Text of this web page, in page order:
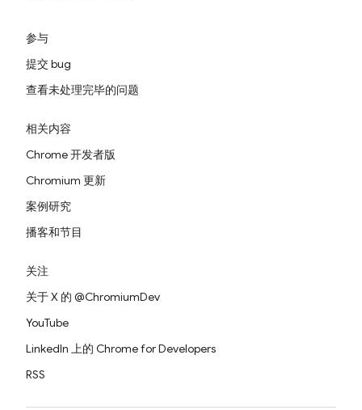
参与
提交 bug
查看未处理完毕的问题
相关内容
Chrome 开发者版
Chromium 更新
案例研究
播客和节目
关注
关于 X 的 @ChromiumDev
YouTube
LinkedIn 上的 Chrome for Developers
RSS